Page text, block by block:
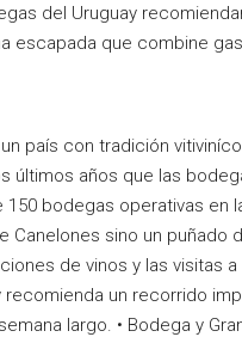
del Uruguay
escapada que combine
país con tradición
últimos años que las
150 bodegas operativas en
Canelones sino un
de vinos y las visitas
recomienda un recorrido
largo. • Bodega y